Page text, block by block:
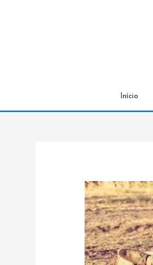
Início